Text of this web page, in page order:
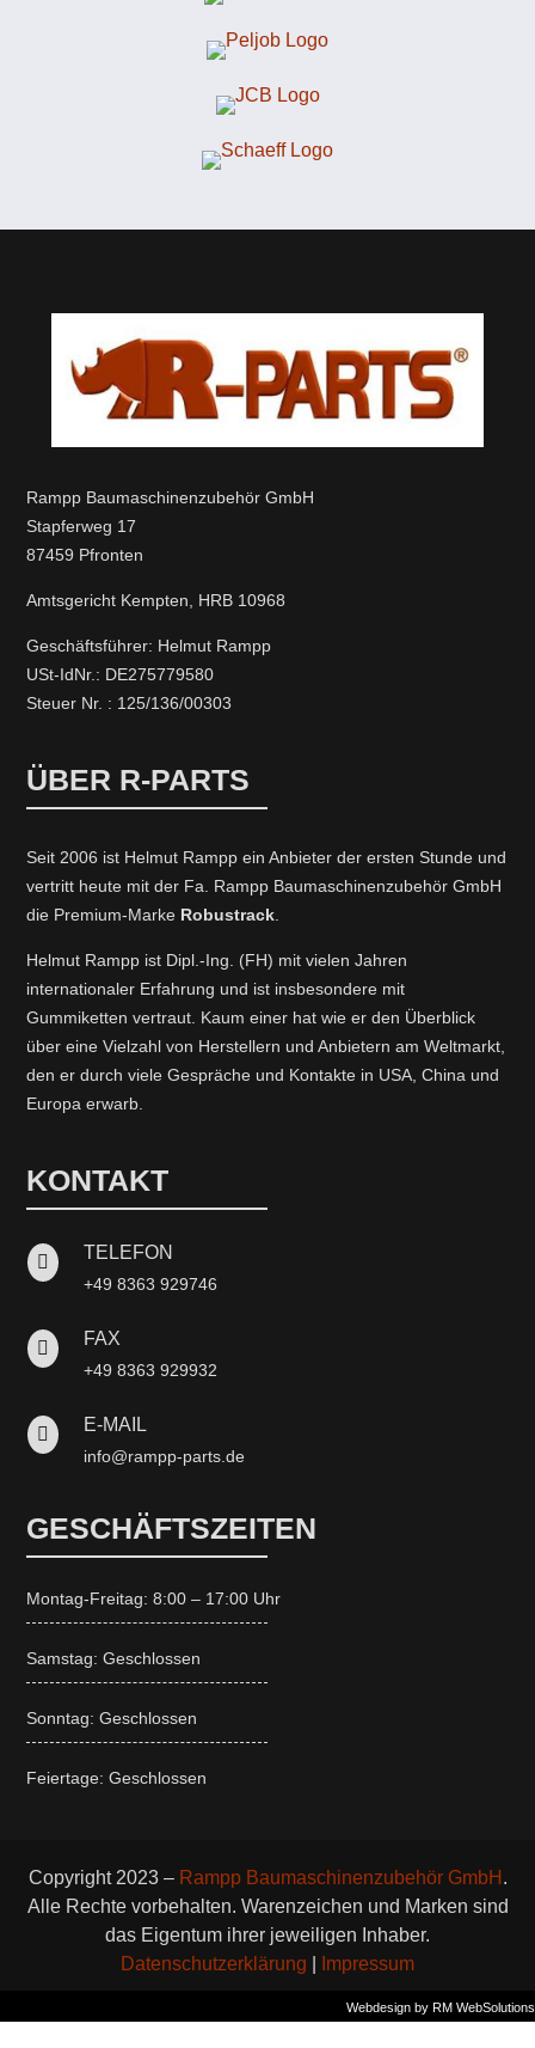
Rampp Baumaschinenzubehör GmbH
Stapferweg 17
87459 Pfronten
Amtsgericht Kempten, HRB 10968
Geschäftsführer: Helmut Rampp
USt-IdNr.: DE275779580
Steuer Nr. : 125/136/00303
ÜBER R-PARTS
Seit 2006 ist Helmut Rampp ein An­bieter der ersten Stunde und
vertritt heute mit der Fa. Rampp Baumaschinenzubehör GmbH
die Premium-Marke Robustrack
Helmut Rampp ist Dipl.-Ing. (FH) mit vielen Jahren
internationaler Erfahrung und ist insbesondere mit
Gummiketten vertraut. Kaum einer hat wie er den Überblick
über eine Vielzahl von Herstellern und Anbietern am Weltmarkt,
den er durch viele Gespräche und Kontakte in USA, China und
Europa erwarb.
KONTAKT
 TELEFON
+49 8363 929746
 FAX
+49 8363 929932
 E-MAIL
info@rampp-parts.de
GESCHÄFTSZEITEN
Montag-Freitag: 8:00 – 17:00 Uhr
Samstag: Geschlossen
Sonntag: Geschlossen
Feiertage: Geschlossen
Copyright 2023 – Rampp Baumaschinenzubehör GmbH .
Alle Rechte vorbehalten. Warenzeichen und Marken sind
das Eigentum ihrer jeweiligen Inhaber.
Datenschutzerklärung
Impressum
Webdesign by RM WebSolutions